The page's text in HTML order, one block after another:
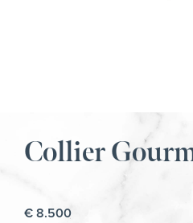
Collier
€8.500